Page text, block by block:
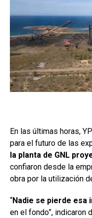
En las últimas horas,
para el futuro de las
la planta de GNL
confiaron desde la
obra por la utilización
“Nadie se pierde esa
en el fondo”, indicaron